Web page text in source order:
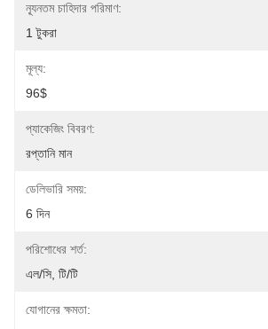
ন্যূনতম চাহিদার পরিমাণ:
1 টুকরা
মূল্য:
96$
প্যাকেজিং বিবরণ:
রপ্তানি মান
ডেলিভারি সময়:
6 দিন
পরিশোধের শর্ত:
এল/সি, টি/টি
যোগানের ক্ষমতা: